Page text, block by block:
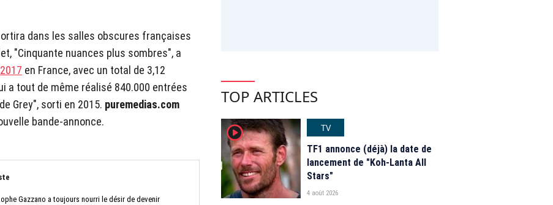
dans les salles obscures françaises
"Cinquante nuances plus sombres", a
en France, avec un total de 3,12
a tout de même réalisé 840.000 entrées
Grey", sorti en 2015. puremedias.com
bande-annonce.
Gazzano a toujours nourri le désir de devenir
TOP ARTICLES
player2
TV
TF1 annonce (déjà) la date de
lancement de "Koh-Lanta All
Stars"
4 août 2026